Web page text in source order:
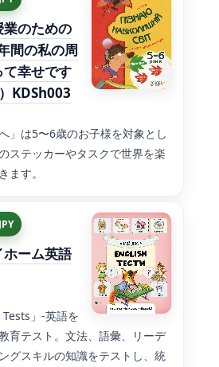
のための
間の私の周
て幸せです
KDSh003
」は5〜6歳のお子様を対象とし
ステッカーやタスクで世界を楽
ます。
ーム英語
」-英語を
育テスト。文法、語彙、リーデ
グスキルの知識をテストし、統